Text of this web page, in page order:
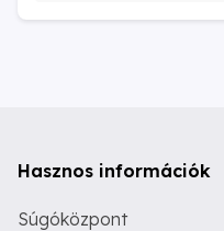
Hasznos információk
Súgóközpont